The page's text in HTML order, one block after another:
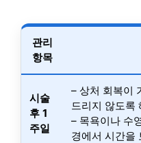
관리
항목
시술
후 1
주일
– 상처 회복이
드리지 않도록
– 목욕이나 수
경에서 시간을